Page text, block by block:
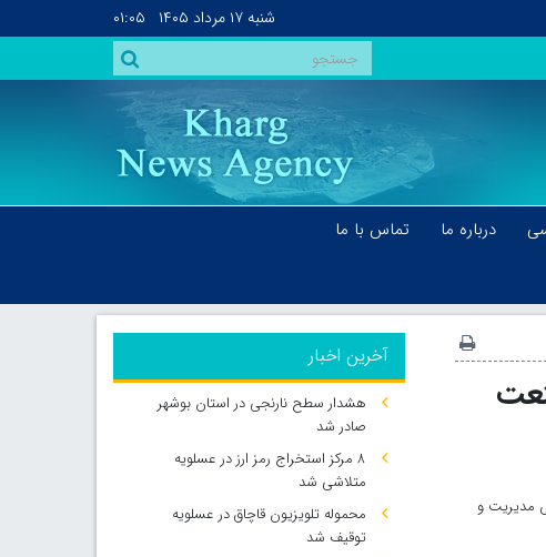
شنبه ۱۷ مرداد ۱۴۰۵ ۰۱:۰۵
درباره ما
تماس با ما
مدیریت و
آخرین اخبار
هشدار سطح نارنجی در استان بوشهر
صادر شد
۸ مرکز استخراج رمز ارز در عسلویه
متلاشی شد
محموله تلویزیون قاچاق در عسلویه
توقیف شد